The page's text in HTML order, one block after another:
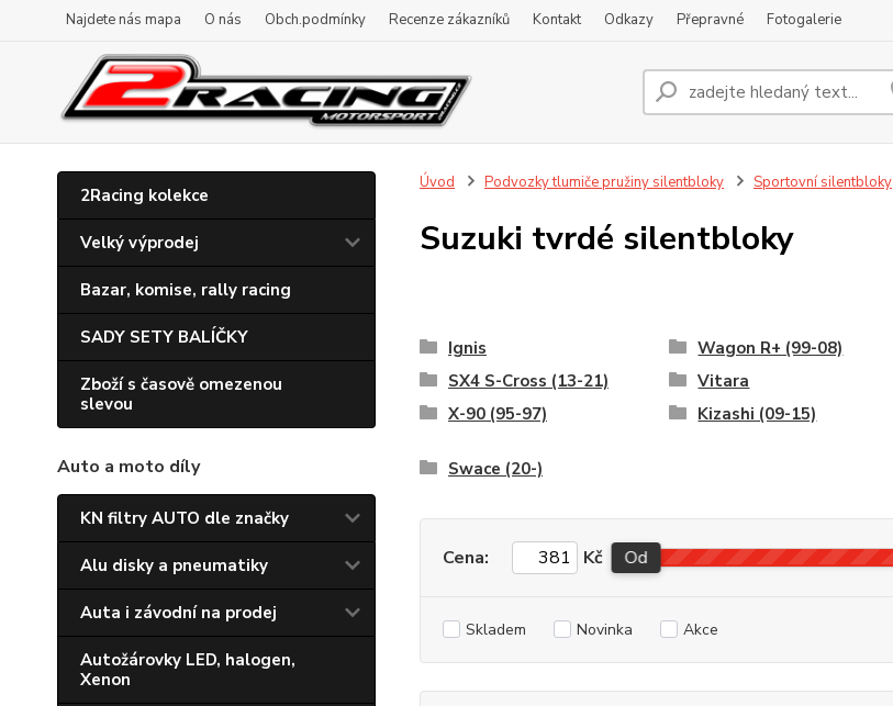
Najdete nás mapa O nás Obch.podmínky Recenze zákazníků Kontakt Odkazy Přepravné Fotogalerie
2Racing kolekce
Velký výprodej
Bazar, komise, rally racing
SADY SETY BALÍČKY
Zboží s časově omezenou
slevou
Auto a moto díly
KN filtry AUTO dle značky
Alu disky a pneumatiky
Auta i závodní na prodej
Autožárovky LED, halogen,
Xenon
Úvod Podvozky tlumiče pružiny silentbloky Sportovní silentbloky
Suzuki tvrdé silentbloky
Ignis Wagon R+ (99-08)
SX4 S-Cross (13-21)
Vitara
X-90 (95-97)
Kizashi (09-15)
Swace (20-)
Cena: Kč Od
Skladem Novinka Akce